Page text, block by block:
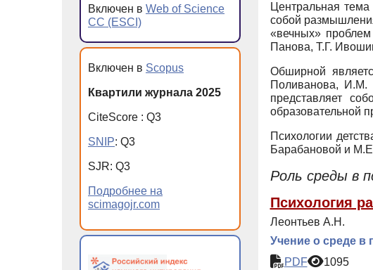
Центральная
собой
«вечных»
Панова, Т.Г.
Обширной
Поливанова, И.М.
представляет
образовательной
Психологии
Барабановой и
Роль среды в
Психология
Леонтьев А.Н.
Учение о среде в
PDF
1095
Включен в Web of Science
CC (ESCI)
Включен в Scopus
Квартили журнала 2025
CiteScore : Q3
SNIP: Q3
SJR: Q3
Подробнее на
scimagojr.com